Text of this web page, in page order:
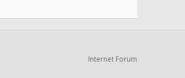
Internet Forum